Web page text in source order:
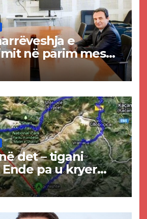
e
në parim mes
Abdixhikut
det – tigani
Ende pa u kryer
komuna e
punimet për